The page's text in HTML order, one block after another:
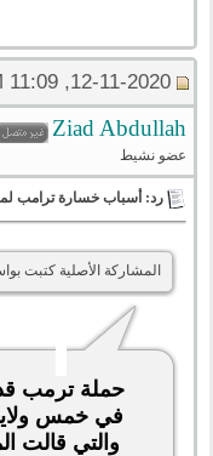
12-11-2020, 11:09 AM
Ziad Abdullah
عضو نشيط
رد: أسباب خسارة ترامب
المشاركة الأصلية كتبت
في خمس
والتي قالت